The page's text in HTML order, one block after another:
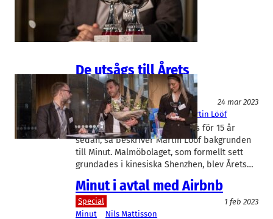
heter Minut. Klicka här för…
De utsågs till Årets
Rapidusföretag
Media
24 mar 2023
Årets Rapidusföretag, Minut Martin Lööf
Några LTH-pågar som träffades för 15 år
sedan, så beskriver Martin Lööf bakgrunden
till Minut. Malmöbolaget, som formellt sett
grundades i kinesiska Shenzhen, blev Årets…
Minut i avtal med Airbnb
Special
1 feb 2023
Minut
Nils Mattisson